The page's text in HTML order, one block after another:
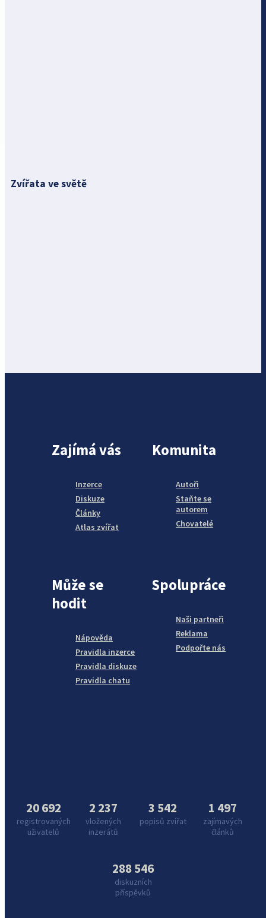
Zvířata ve světě
Zajímá vás
Inzerce
Diskuze
Články
Atlas zvířat
Komunita
Autoři
Staňte se
autorem
Chovatelé
Může se
hodit
Nápověda
Pravidla inzerce
Pravidla diskuze
Pravidla chatu
Spolupráce
Naši partneři
Reklama
Podpořte nás
20 692
registrovaných
uživatelů
2 237
vložených
inzerátů
3 542
popisů zvířat
1 497
zajímavých
článků
288 546
diskuzních
příspěvků